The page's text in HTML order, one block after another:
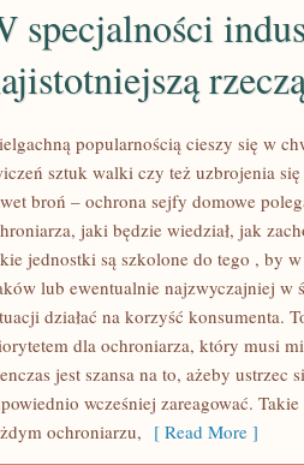
specjalności
popularnością cieszy się w
sztuk walki czy też uzbrojenia
broń – ochrona sejfy domowe
jaki będzie wiedział, jak
jednostki są szkolone do tego , by
lub ewentualnie najzwyczajniej w
działać na korzyść konsumenta.
dla ochroniarza, który musi
jest szansa na to, ażeby ustrzec
wcześniej zareagować.
ochroniarzu, [ Read More ]